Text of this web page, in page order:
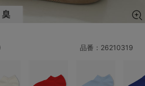
D75 D85
F75
べてのサイズを表示する
1,000～1,999円
品番： 26210319